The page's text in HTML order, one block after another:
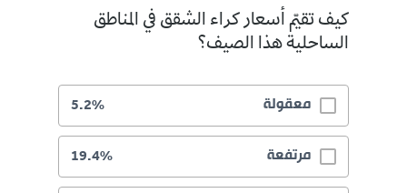
كيف تقيّم أسعار كراء الشقق في المناطق
الساحلية هذا الصيف؟
معقولة 5.2%
مرتفعة 19.4%